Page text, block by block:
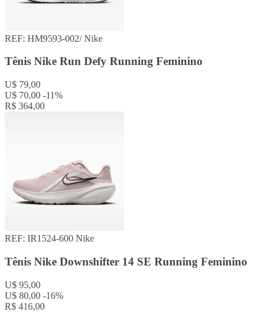
REF: HM9593-002/Nike
Tênis Nike Run Defy Running Feminino
U$ 79,00
U$ 70,00 -11%
R$ 364,00
REF: IR1524-600 Nike
Tênis Nike Downshifter 14 SE Running Feminino
U$ 95,00
U$ 80,00 -16%
R$ 416,00